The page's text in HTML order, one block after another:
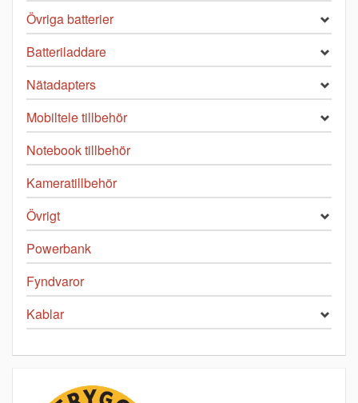
Övriga batterier
Batteriladdare
Nätadapters
Mobiltele tillbehör
Notebook tillbehör
Kameratillbehör
Övrigt
Powerbank
Fyndvaror
Kablar